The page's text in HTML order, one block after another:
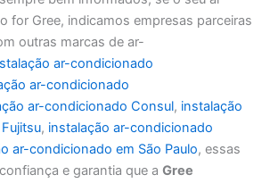
for Gree, indicamos empresas parceiras
outras marcas de ar-
ar-condicionado
ar-condicionado
ar-condicionado Consul, instalação
, instalação ar-condicionado
ar-condicionado em São Paulo, essas
e garantia que aGree